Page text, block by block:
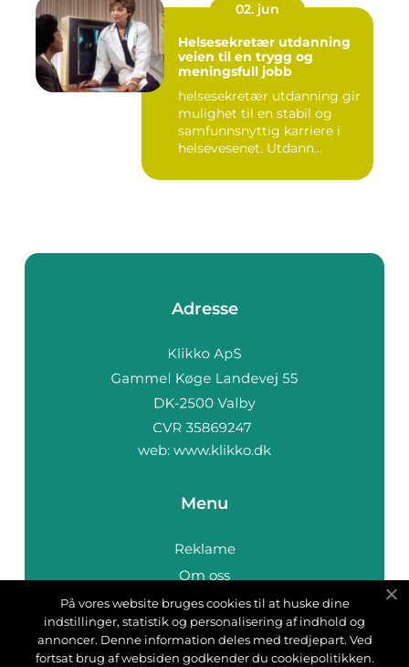
02. jun
Helsesekretær utdanning
veien til en trygg og
meningsfull jobb
helsesekretær utdanning gir
mulighet til en stabil og
samfunnsnyttig karriere i
helsevesenet. Utdann...
Adresse
web: www.klikko.dk
Menu
Reklame
Om oss
Cookies
Kontakt Oss
Sitemap
På vores website bruges cookies til at huske dine
indstillinger, statistik og personalisering af indhold og
annoncer. Denne information deles med tredjepart. Ved
fortsat brug af websiden godkender du cookiepolitikken.